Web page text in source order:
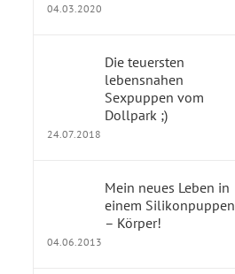
04.03.2020
Die teuersten
lebensnahen
Sexpuppen vom
Dollpark ;)
24.07.2018
Mein neues Leben in
einem Silikonpuppen
– Körper!
04.06.2013